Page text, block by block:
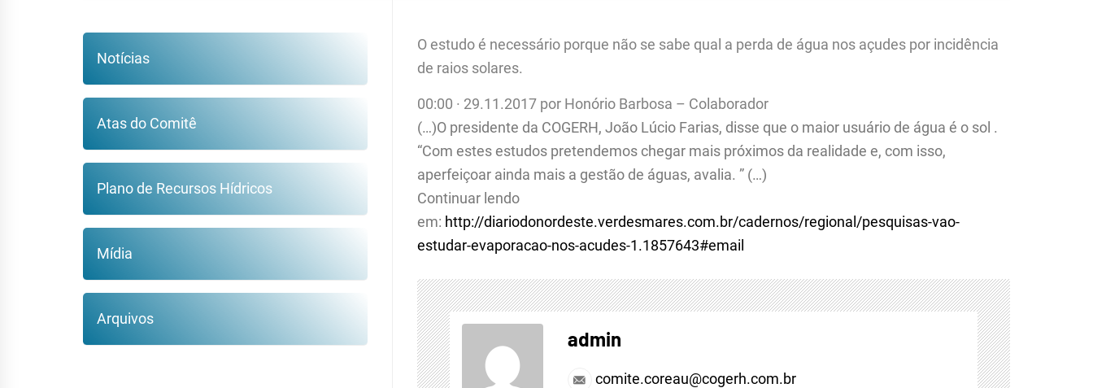
O estudo é necessário porque não se sabe qual a perda de água nos açudes por incidência
de raios solares.
00:00 · 29.11.2017 por Honório Barbosa – Colaborador
(…)O presidente da COGERH, João Lúcio Farias, disse que o maior usuário de água é o sol .
“Com estes estudos pretendemos chegar mais próximos da realidade e, com isso,
aperfeiçoar ainda mais a gestão de águas, avalia. ” (…)
Continuar lendo
em: http://diariodonordeste.verdesmares.com.br/cadernos/regional/pesquisas-vao-
estudar-evaporacao-nos-acudes-1.1857643#email
admin
comite.coreau@cogerh.com.br
Notícias
Atas do Comitê
Plano de Recursos Hídricos
Mídia
Arquivos